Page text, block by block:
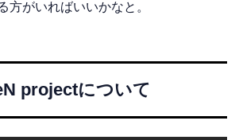
方がいればいいかなと。
projectについて